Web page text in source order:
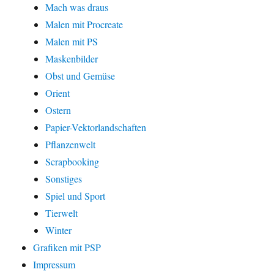
Mach was draus
Malen mit Procreate
Malen mit PS
Maskenbilder
Obst und Gemüse
Orient
Ostern
Papier-Vektorlandschaften
Pflanzenwelt
Scrapbooking
Sonstiges
Spiel und Sport
Tierwelt
Winter
Grafiken mit PSP
Impressum